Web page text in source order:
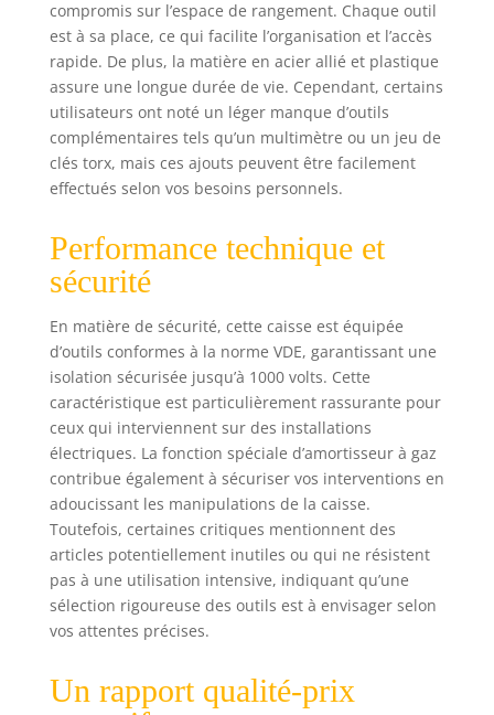
compromis sur l’espace de rangement. Chaque outil
est à sa place, ce qui facilite l’organisation et l’accès
rapide. De plus, la matière en acier allié et plastique
assure une longue durée de vie. Cependant, certains
utilisateurs ont noté un léger manque d’outils
complémentaires tels qu’un multimètre ou un jeu de
clés torx, mais ces ajouts peuvent être facilement
effectués selon vos besoins personnels.
Performance technique et
sécurité
En matière de sécurité, cette caisse est équipée
d’outils conformes à la norme VDE, garantissant une
isolation sécurisée jusqu’à 1000 volts. Cette
caractéristique est particulièrement rassurante pour
ceux qui interviennent sur des installations
électriques. La fonction spéciale d’amortisseur à gaz
contribue également à sécuriser vos interventions en
adoucissant les manipulations de la caisse.
Toutefois, certaines critiques mentionnent des
articles potentiellement inutiles ou qui ne résistent
pas à une utilisation intensive, indiquant qu’une
sélection rigoureuse des outils est à envisager selon
vos attentes précises.
Un rapport qualité-prix